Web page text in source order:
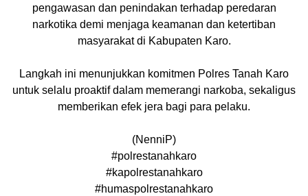
pengawasan dan penindakan terhadap peredaran
narkotika demi menjaga keamanan dan ketertiban
masyarakat di Kabupaten Karo.
Langkah ini menunjukkan komitmen Polres Tanah Karo
untuk selalu proaktif dalam memerangi narkoba, sekaligus
memberikan efek jera bagi para pelaku.
(NenniP)
#polrestanahkaro
#kapolrestanahkaro
#humaspolrestanahkaro